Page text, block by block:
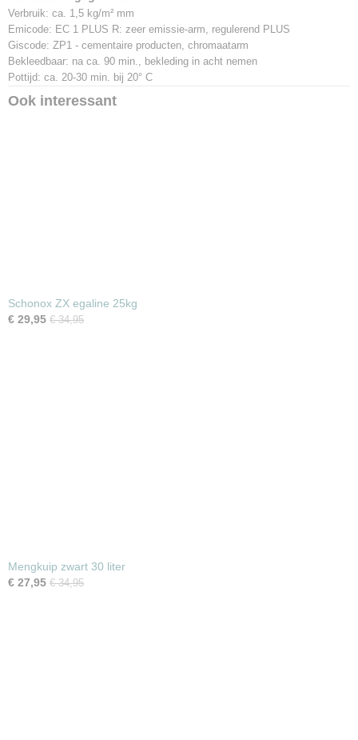
Verbruik: ca. 1,5 kg/m² mm
Emicode: EC 1 PLUS R: zeer emissie-arm, regulerend PLUS
Giscode: ZP1 - cementaire producten, chromaatarm
Bekleedbaar: na ca. 90 min., bekleding in acht nemen
Pottijd: ca. 20-30 min. bij 20° C
Ook interessant
Schonox ZX egaline 25kg
€ 29,95 € 34,95
Mengkuip zwart 30 liter
€ 27,95 € 34,95